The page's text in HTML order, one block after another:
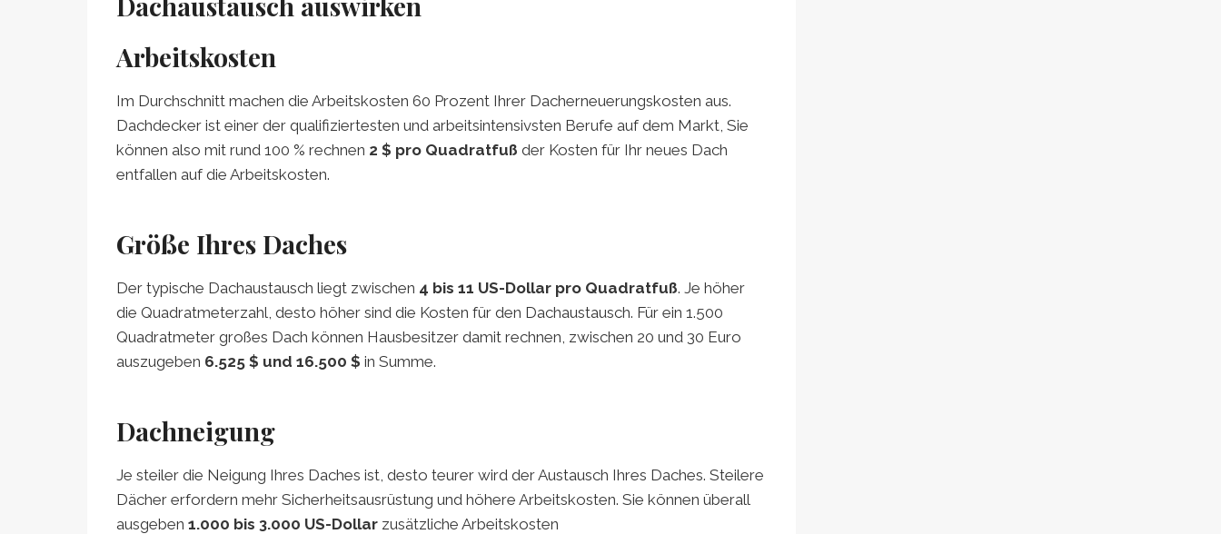
Arbeitskosten
Im Durchschnitt machen die Arbeitskosten 60 Prozent Ihrer Dacherneuerungskosten aus.
Dachdecker ist einer der qualifiziertesten und arbeitsintensivsten Berufe auf dem Markt, Sie
können also mit rund 100 % rechnen 2 $ pro Quadratfuß der Kosten für Ihr neues Dach
entfallen auf die Arbeitskosten.
Größe Ihres Daches
Der typische Dachaustausch liegt zwischen 4 bis 11 US-Dollar pro Quadratfuß. Je höher
die Quadratmeterzahl, desto höher sind die Kosten für den Dachaustausch. Für ein 1.500
Quadratmeter großes Dach können Hausbesitzer damit rechnen, zwischen 20 und 30 Euro
auszugeben 6.525 $ und 16.500 $ in Summe.
Dachneigung
Je steiler die Neigung Ihres Daches ist, desto teurer wird der Austausch Ihres Daches. Steilere
Dächer erfordern mehr Sicherheitsausrüstung und höhere Arbeitskosten. Sie können überall
ausgeben 1.000 bis 3.000 US-Dollar zusätzliche Arbeitskosten